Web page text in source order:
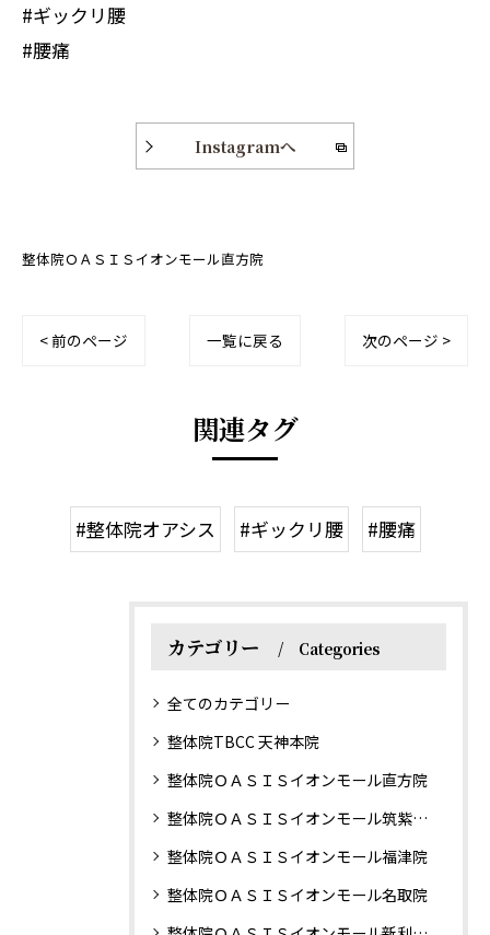
#ギックリ腰
#腰痛
Instagramへ
整体院ＯＡＳＩＳイオンモール直方院
< 前のページ 一覧に戻る 次のページ >
関連タグ
#整体院オアシス #ギックリ腰 #腰痛
カテゴリー Categories
全てのカテゴリー
整体院TBCC 天神本院
整体院ＯＡＳＩＳイオンモール直方院
整体院ＯＡＳＩＳイオンモール筑紫野院
整体院ＯＡＳＩＳイオンモール福津院
整体院ＯＡＳＩＳイオンモール名取院